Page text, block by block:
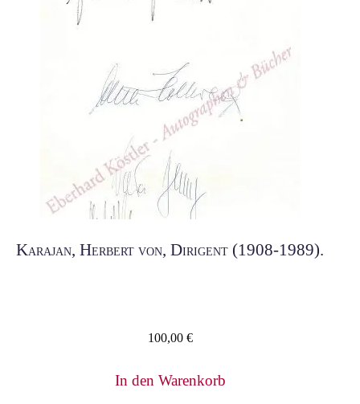
Karajan, Herbert von, Dirigent (1908-1989).
100,00 €
In den Warenkorb